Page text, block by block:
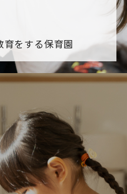
をする保育園
ー保育園が紹介されま
～にじ組～2026.08.0